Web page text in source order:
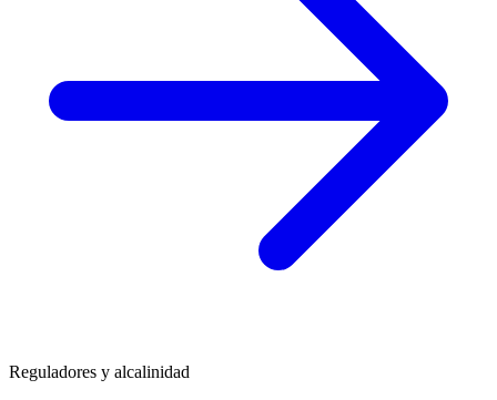
Reguladores y alcalinidad